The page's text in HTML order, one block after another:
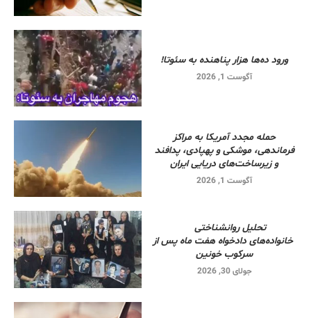
ورود ده‌ها هزار پناهنده به سئوتا!
آگوست 1, 2026
حمله مجدد آمریکا به مراکز
فرماندهی، موشکی و پهپادی، پدافند
و زیرساخت‌های دریایی ایران
آگوست 1, 2026
تحلیل روانشناختی
خانواده‌های دادخواه هفت ماه پس از
سرکوب خونین
جولای 30, 2026